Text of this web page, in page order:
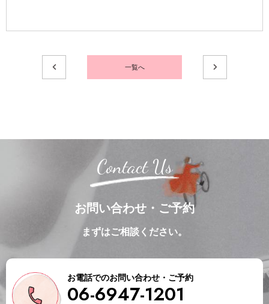
一覧へ
Contact Us
お問い合わせ・ご予約
まずはご相談ください。
お電話でのお問い合わせ・ご予約
06-6947-1201